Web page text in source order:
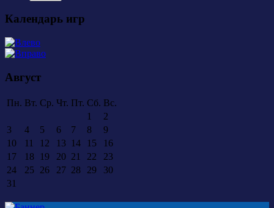
Календарь игр
Август
Пн. Вт. Ср. Чт. Пт. Сб. Вс.
1
2
3
4 5 6 7 8
9
10
11 12 13 14 15
16
17
18 19 20 21 22
23
24
25 26 27 28 29
30
31